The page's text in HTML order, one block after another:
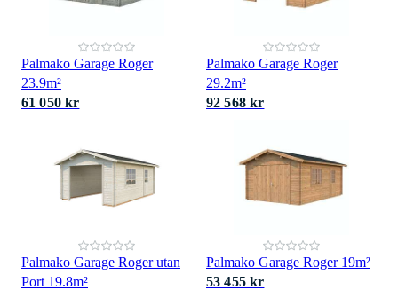
Palmako Garage Roger
23.9m²
61 050 kr
Palmako Garage Roger
29.2m²
92 568 kr
Palmako Garage Roger utan
Port 19.8m²
Palmako Garage Roger 19m²
53 455 kr